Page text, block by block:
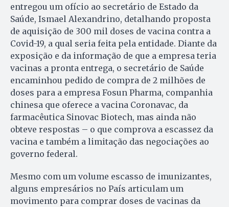
entregou um ofício ao secretário de Estado da
Saúde, Ismael Alexandrino, detalhando proposta
de aquisição de 300 mil doses de vacina contra a
Covid-19, a qual seria feita pela entidade. Diante da
exposição e da informação de que a empresa teria
vacinas a pronta entrega, o secretário de Saúde
encaminhou pedido de compra de 2 milhões de
doses para a empresa Fosun Pharma, companhia
chinesa que oferece a vacina Coronavac, da
farmacêutica Sinovac Biotech, mas ainda não
obteve respostas – o que comprova a escassez da
vacina e também a limitação das negociações ao
governo federal.
Mesmo com um volume escasso de imunizantes,
alguns empresários no País articulam um
movimento para comprar doses de vacinas da